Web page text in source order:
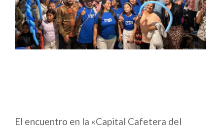
El encuentro en la «Capital Cafetera del